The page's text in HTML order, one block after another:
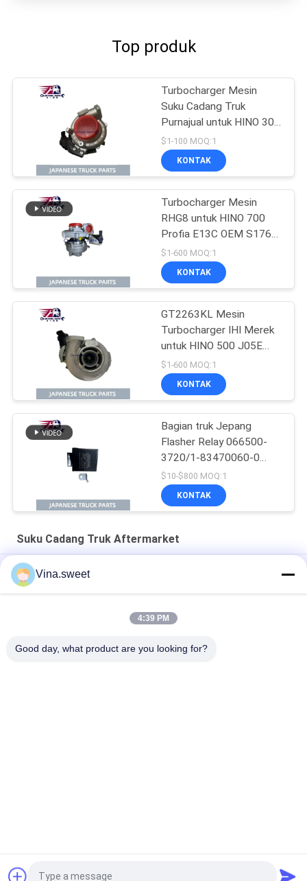
Top produk
Turbocharger Mesin
Suku Cadang Truk
Purnajual untuk HINO 300
J05E N04C GT2263KL
OEM 17201-E0896
17201-E0892 17201-
$1-100 MOQ:1
KONTAK
Turbocharger Mesin
RHG8 untuk HINO 700
Profia E13C OEM S1760-
E0102 S1760-E0M10
S1760-E0101
$1-600 MOQ:1
KONTAK
GT2263KL Mesin
Turbocharger IHI Merek
untuk HINO 500 J05E
N04CT OEM 17201-
E0747 17201-E0741
17201-E0742
$1-600 MOQ:1
KONTAK
Bagian truk Jepang
Flasher Relay 066500-
3720/1-83470060-0
untuk Isuzu NPR FTR
FSR 4HK1 6HK1 Bagian
truk Isuzu
$10-$800 MOQ:1
KONTAK
Suku Cadang Truk Aftermarket
Suku Cadang Truk Aftermarket Mesin 4D33 Crankshaft
Suku Cadang Truk Mesin 24V 11T Starter 6WA1 6WG1
Suku Cadang Truk Aftermarket Mitsubishi 8DC9 Mitsubishi
Vina.sweet
4:39 PM
Good day, what product are you looking for?